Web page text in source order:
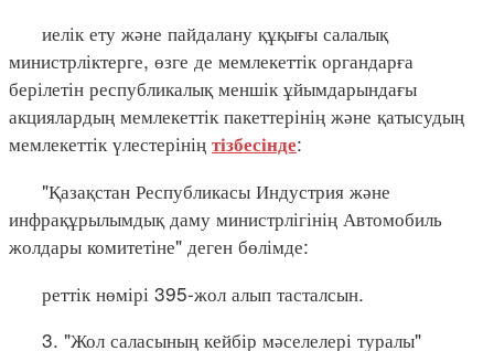
иелік ету және пайдалану құқығы салалық
министрліктерге, өзге де мемлекеттік органдарға
берілетін республикалық меншік ұйымдарындағы
акциялардың мемлекеттік пакеттерінің және қатысудың
мемлекеттік үлестерінің тізбесінде:
"Қазақстан Республикасы Индустрия және
инфрақұрылымдық даму министрлігінің Автомобиль
жолдары комитетіне" деген бөлімде:
реттік нөмірі 395-жол алып тасталсын.
3. "Жол саласының кейбір мәселелері туралы"